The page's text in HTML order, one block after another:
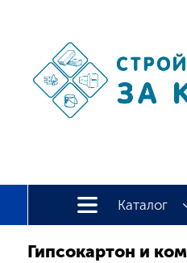
Каталог
Гипсокартон и